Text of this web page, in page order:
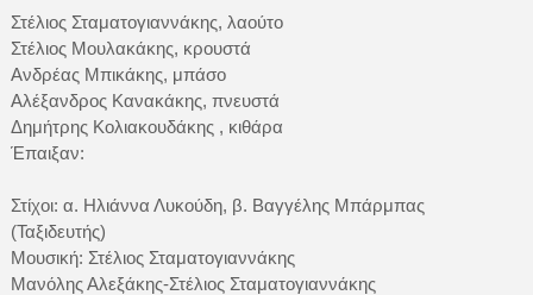
Στέλιος Σταματογιαννάκης, λαούτο
Στέλιος Μουλακάκης, κρουστά
Ανδρέας Μπικάκης, μπάσο
Αλέξανδρος Κανακάκης, πνευστά
Δημήτρης Κολιακουδάκης , κιθάρα
Έπαιξαν:
Στίχοι: α. Ηλιάννα Λυκούδη, β. Βαγγέλης Μπάρμπας
(Ταξιδευτής)
Μουσική: Στέλιος Σταματογιαννάκης
Μανόλης Αλεξάκης-Στέλιος Σταματογιαννάκης